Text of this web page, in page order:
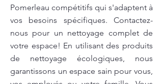
Pomerleau compétitifs qui s'adaptent à
vos besoins spécifiques. Contactez-
nous pour un nettoyage complet de
votre espace! En utilisant des produits
de nettoyage écologiques, nous
garantissons un espace sain pour vous,